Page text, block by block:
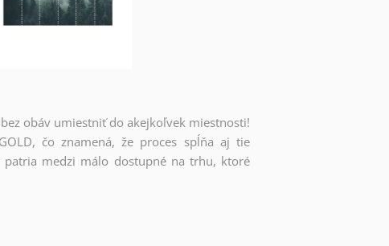
obáv umiestniť do akejkoľvek miestnosti!
čo znamená, že proces spĺňa aj tie
patria medzi málo dostupné na trhu, ktoré